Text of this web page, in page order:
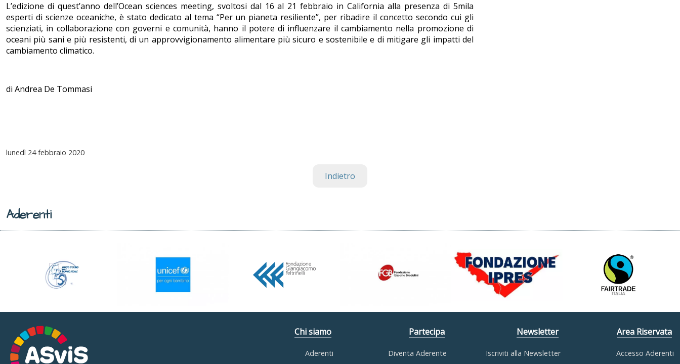
L’edizione di quest’anno dell’Ocean sciences meeting, svoltosi dal 16 al 21 febbraio in California alla presenza di 5mila
esperti di scienze oceaniche, è stato dedicato al tema “Per un pianeta resiliente”, per ribadire il concetto secondo cui gli
scienziati, in collaborazione con governi e comunità, hanno il potere di influenzare il cambiamento nella promozione di
oceani più sani e più resistenti, di un approvvigionamento alimentare più sicuro e sostenibile e di mitigare gli impatti del
cambiamento climatico.
di Andrea De Tommasi
lunedì 24 febbraio 2020
Indietro
Aderenti
Chi siamo
Aderenti
Partecipa
Diventa Aderente
Newsletter
Iscriviti alla Newsletter
Area Riservata
Accesso Aderenti